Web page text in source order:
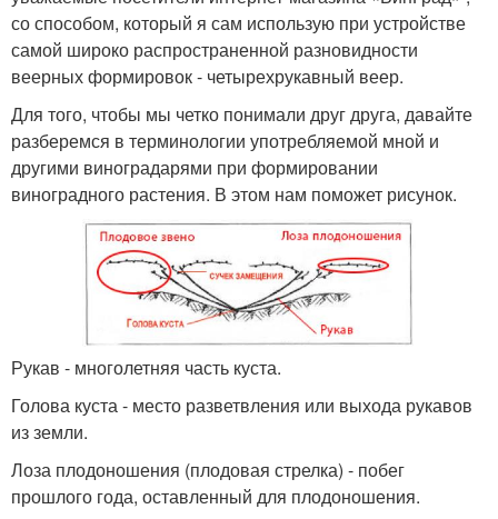
со способом, который я сам использую при устройстве
самой широко распространенной разновидности
веерных формировок - четырехрукавный веер.
Для того, чтобы мы четко понимали друг друга, давайте
разберемся в терминологии употребляемой мной и
другими виноградарями при формировании
виноградного растения. В этом нам поможет рисунок.
Рукав - многолетняя часть куста.
Голова куста - место разветвления или выхода рукавов
из земли.
Лоза плодоношения (плодовая стрелка) - побег
прошлого года, оставленный для плодоношения.